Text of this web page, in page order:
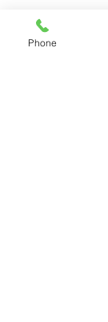
Phone